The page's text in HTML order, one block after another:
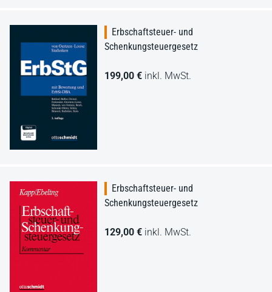
Erbschaftsteuer- und
Schenkungsteuergesetz
199,00 € inkl. MwSt.
Erbschaftsteuer- und
Schenkungsteuergesetz
129,00 € inkl. MwSt.